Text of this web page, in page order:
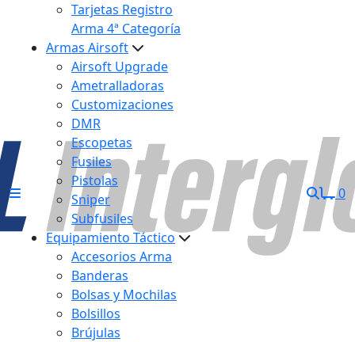
Tarjetas Registro
Arma 4ª Categoría
Armas Airsoft
Airsoft Upgrade
Ametralladoras
Customizaciones
DMR
Escopetas
Fusiles
Pistolas
Sniper
Subfusiles
Equipamiento Táctico
Accesorios Arma
Banderas
Bolsas y Mochilas
Bolsillos
Brújulas
0